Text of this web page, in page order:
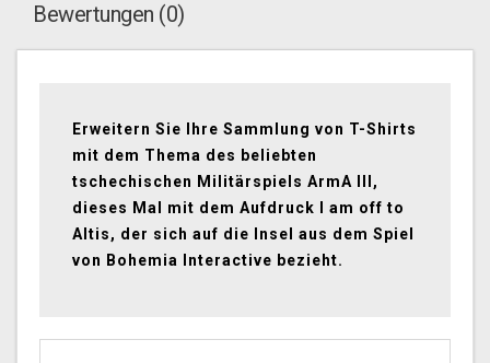
Bewertungen (0)
Erweitern Sie Ihre Sammlung von T-Shirts
mit dem Thema des beliebten
tschechischen Militärspiels ArmA III,
dieses Mal mit dem Aufdruck I am off to
Altis, der sich auf die Insel aus dem Spiel
von Bohemia Interactive bezieht.